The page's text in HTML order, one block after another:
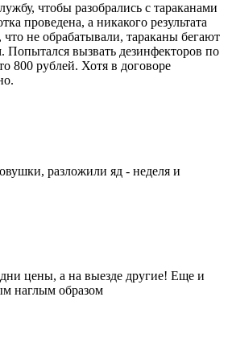
чтобы разобрались с тараканами
проведена, а никакого результата
не обрабатывали, тараканы бегают
вызвать дезинфекторов по
800 рублей. Хотя в договоре
разложили яд - неделя и
цены, а на выезде другие! Еще и
наглым образом